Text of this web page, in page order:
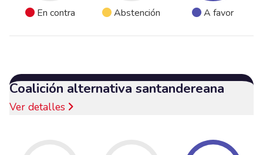
En contra Abstención A favor
Coalición alternativa santandereana
Ver detalles